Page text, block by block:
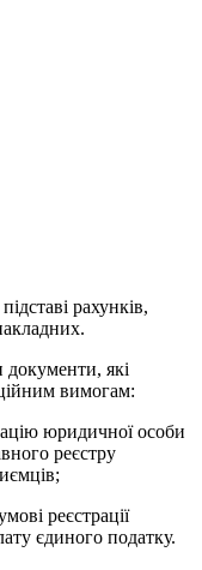
рахунків,
документи, які
вимогам:
юридичної особи
реєстру
реєстрації
єдиного податку.